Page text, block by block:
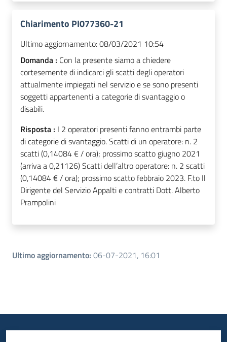
Chiarimento PI077360-21
Ultimo aggiornamento:08/03/2021 10:54
Domanda : Con la presente siamo a chiedere
cortesemente di indicarci gli scatti degli operatori
attualmente impiegati nel servizio e se sono presenti
soggetti appartenenti a categorie di svantaggio o
disabili.
Risposta : I 2 operatori presenti fanno entrambi parte
di categorie di svantaggio. Scatti di un operatore: n. 2
scatti (0,14084 € / ora); prossimo scatto giugno 2021
(arriva a 0,21126) Scatti dell’altro operatore: n. 2 scatti
(0,14084 € / ora); prossimo scatto febbraio 2023. F.to Il
Dirigente del Servizio Appalti e contratti Dott. Alberto
Prampolini
Ultimo aggiornamento: 06-07-2021, 16:01